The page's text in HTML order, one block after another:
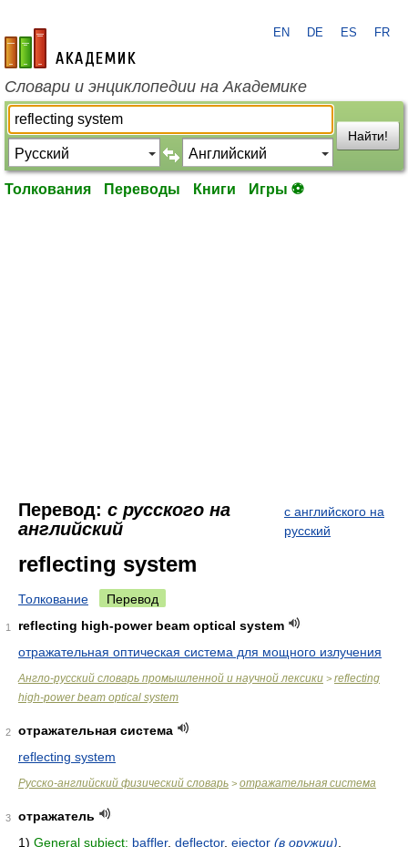
academic.ru
EN DE ES FR
Словари и энциклопедии на Академике
Найти!
Толкования Переводы Книги Игры ⚽
Перевод: с русского на
английский
с английского на
русский
reflecting system
Толкование Перевод
1
reflecting high-power beam optical system
отражательная оптическая система для мощного излучения
Англо-русский словарь промышленной и научной лексики > reflecting
high-power beam optical system
2
отражательная система
reflecting system
Русско-английский физический словарь > отражательная система
3
отражатель
1) General subject: baffler, deflector, ejector (в оружии)